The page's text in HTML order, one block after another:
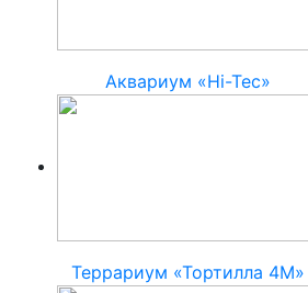
Аквариум «Hi-Tec»
Террариум «Тортилла 4М»